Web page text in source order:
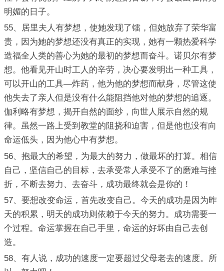
明媚的日子。
55、居里夫人有梦想，使她发现了镭，但她放弃了荣华富
贵，因为她的梦想还没有真正的实现，她有一颗热爱科学
造福全人类的善心为她的最初的梦想而奋斗。诺贝尔有梦
想。他看见开山时工人的辛劳，决心要发明出一种工具，
可以开山的工具—炸药，他为他的梦想而献身，尽管这使
他失去了亲人但是没有什么能阻挡他对他的梦想的追逐。
伽利略有梦想，揭开自然的面纱，向世人展示自然的规
律。虽然一路上受到教堂的阻挠和迫害，但是他也没有向
命运低头，因为他心中有梦想。
56、抱最大的希望，为最大的努力，做最坏的打算。相信
自己，坚信自己的目标，去承受常人承受不了的磨难与挫
折，不断去努力、去奋斗，成功最终就会是你的！
57、要想改变命运，首先改变自己。今天的成功是因为昨
天的积累，明天的成功则依赖于今天的努力。成功需要一
个过程。命运掌握在自己手里，命运的好坏由自己去创
造。
58、有人说，成功的速度一定要超过父母老去的速度。所